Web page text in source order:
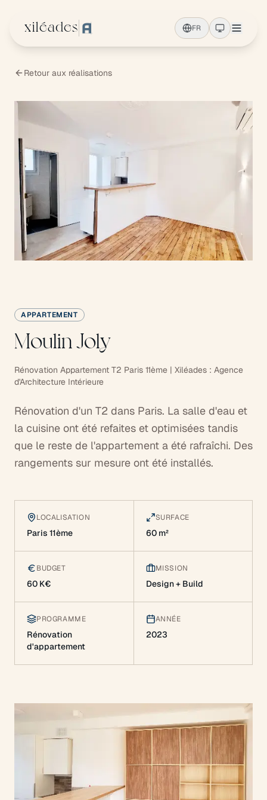
xiléades
FR
Retour aux réalisations
APPARTEMENT
Moulin Joly
Rénovation Appartement T2 Paris 11ème | Xiléades : Agence
d'Architecture Intérieure
Rénovation d'un T2 dans Paris. La salle d'eau et
la cuisine ont été refaites et optimisées tandis
que le reste de l'appartement a été rafraîchi. Des
rangements sur mesure ont été installés.
LOCALISATION
Paris 11ème
SURFACE
60 m²
BUDGET
60 K€
MISSION
Design + Build
PROGRAMME
Rénovation
d'appartement
ANNÉE
2023